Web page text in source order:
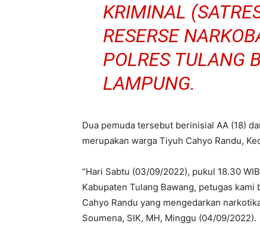
KRIMINAL
RESERSE
POLRES TULANG
LAMPUNG.
Dua pemuda tersebut berinisial AA (18)
merupakan warga Tiyuh Cahyo Randu,
“Hari Sabtu (03/09/2022), pukul 18.30
Kabupaten Tulang Bawang, petugas
Cahyo Randu yang mengedarkan
Soumena, SIK, MH, Minggu (04/09/2022).